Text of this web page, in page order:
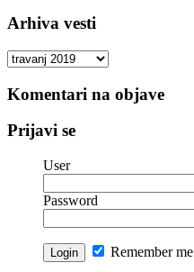
Arhiva vesti
Arhiva
Komentari na objave
Prijavi se
User
Password
Remember me